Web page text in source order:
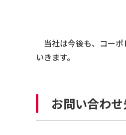
当社は今後も、コーポ
いきます。
お問い合わ